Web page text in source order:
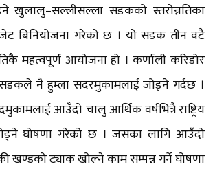
खुलालु–सल्लीसल्ला सडकको स्तरोन्नतिका
बिनियोजना गरेको छ । यो सडक तीन वटै
महत्वपूर्ण आयोजना हो । कर्णाली करिडोर
नै हुम्ला सदरमुकामलाई जोड्ने गर्दछ ।
आउँदो चालु आर्थिक वर्षभित्रै राष्ट्रिय
घोषणा गरेको छ । जसका लागि आउँदो
खण्डको ट्याक खोल्ने काम सम्पन्न गर्ने घोषणा